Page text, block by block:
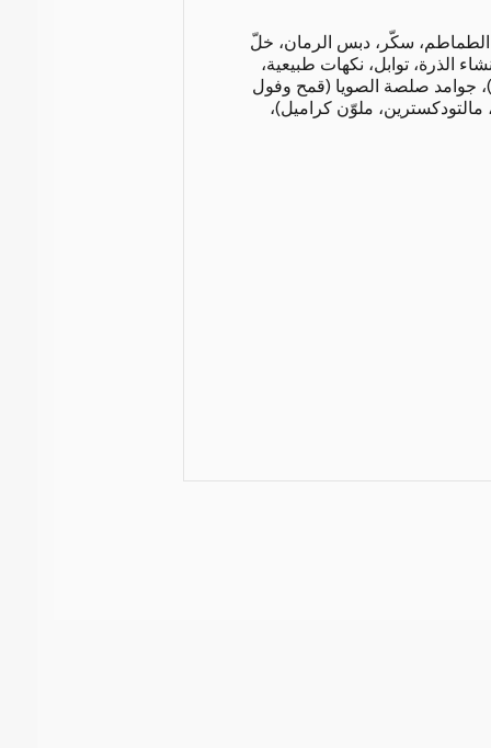
سكّر، دبس الرمان، خلّ
الذرة، توابل، نكهات طبيعية،
صلصة الصويا (قمح وفول
مالتودكسترين، ملوّن كراميل)،